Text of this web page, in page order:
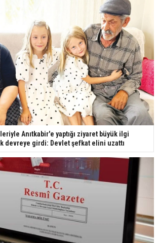
Anıtkabir'e yaptığı ziyaret büyük ilgi
devreye girdi: Devlet şefkat elini uzattı